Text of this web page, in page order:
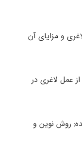
و مزایای آن
عمل لاغری در
روش نوین و